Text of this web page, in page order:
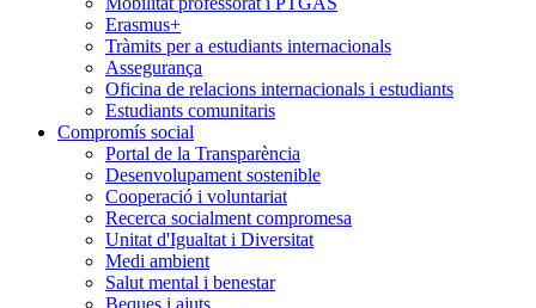
Erasmus+
Tràmits per a estudiants internacionals
Assegurança
Oficina de relacions internacionals i estudiants
Estudiants comunitaris
Compromís social
Portal de la Transparència
Desenvolupament sostenible
Cooperació i voluntariat
Recerca socialment compromesa
Unitat d'Igualtat i Diversitat
Medi ambient
Salut mental i benestar
Beques i ajuts